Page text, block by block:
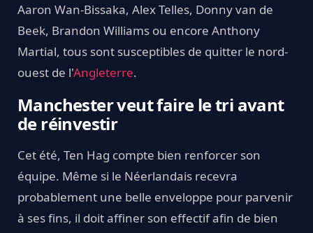
Aaron Wan-Bissaka, Alex Telles, Donny van de
Beek, Brandon Williams ou encore Anthony
Martial, tous sont susceptibles de quitter le nord-
ouest de l'Angleterre.
Manchester veut faire le tri avant
de réinvestir
Cet été, Ten Hag compte bien renforcer son
équipe. Même si le Néerlandais recevra
probablement une belle enveloppe pour parvenir
à ses fins, il doit affiner son effectif afin de bien